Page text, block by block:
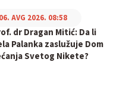
dr Dragan Mitić: Da li
Palanka zaslužuje Dom
Svetog Nikete?
06. AVG 2026. 08:58